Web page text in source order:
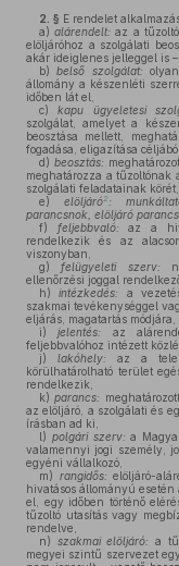
2. § E rendelet
a) alárendelt:az a
elöljáróhoz a szolgálati
akár ideiglenes jelleggel is –
b)
belső szolgálat:
állomány a készenléti
időben lát el,
c)
kapu ügyeletesi
szolgálat, amelyet a
beosztása mellett,
fogadása, eligazítása
d) beosztás:
meghatározza a tűzoltónak
szolgálati feladatainak
e)
elöljáró2 :
parancsnok, elöljáró
f)
feljebbvaló:az a
rendelkezik és az
viszonyban,
g)
felügyeleti szerv:
ellenőrzési joggal
h)
intézkedés: a
szakmai tevékenységgel
eljárás, magatartás
i)
jelentés: az
feljebbvalóhoz intézett
j)
lakóhely:az a
körülhatárolható terület
rendelkezik,
k) parancs:
az elöljáró, a szolgálati és
írásban ad ki,
l) polgári szerv:a
valamennyi jogi személy,
egyéni vállalkozó,
m) rangidős:elöljáró-
hivatásos állományú esetén
el, egy időben történő
tűzoltó utasítás vagy
rendelve,
n) szakmai elöljáró:a
megyei szintű szervezet